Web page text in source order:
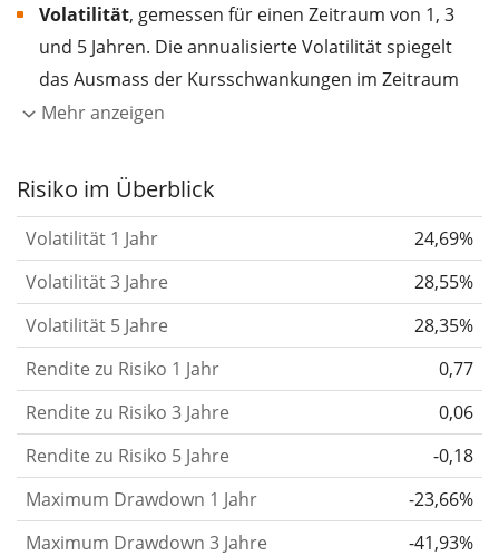
Volatilität, gemessen für einen Zeitraum von 1, 3
und 5 Jahren. Die annualisierte Volatilität spiegelt
das Ausmass der Kursschwankungen im Zeitraum
eines Jahres wider.
Aktie, des ETF, usw.) in der Vergangenheit
gelten im Allgemeinen als risikoreicher. Wir
berechnen die Volatilität auf Basis der Daten der
letzten 1, 3 und 5 Jahre, damit du sehen kannst, ob
die Kursschwankungen im Laufe der Zeit stärker
oder schwächer wurden. Weitere Informationen
findest du in unserem Artikel:
Risikomass.
Rendite pro Risikofür Zeiträume von 1, 3 und 5
Jahren. Diese Kennzahl ist definiert als die
annualisierte (d. h. auf einen Einjahreszeitraum
Mehr anzeigen
Risiko im Überblick
Volatilität 1 Jahr
24,69%
Volatilität 3 Jahre
28,55%
Volatilität 5 Jahre
28,35%
Rendite zu Risiko 1 Jahr
0,77
Rendite zu Risiko 3 Jahre
0,06
Rendite zu Risiko 5 Jahre
-0,18
Maximum Drawdown 1 Jahr
-23,66%
Maximum Drawdown 3 Jahre
-41,93%